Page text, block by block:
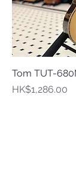
Tom TUT-
Price
HK$1,286.00